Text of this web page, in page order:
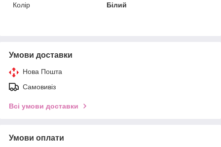
Колір
Білий
Умови доставки
Нова Пошта
Самовивіз
Всі умови доставки
Умови оплати